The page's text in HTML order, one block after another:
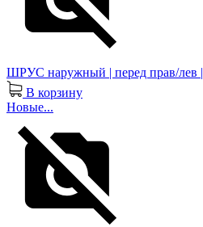
ШРУС наружный | перед прав/лев |
В корзину
Новые...